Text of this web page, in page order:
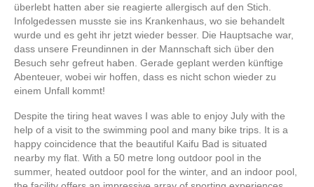
überlebt hatten aber sie reagierte allergisch auf den Stich.
Infolgedessen musste sie ins Krankenhaus, wo sie behandelt
wurde und es geht ihr jetzt wieder besser. Die Hauptsache war,
dass unsere Freundinnen in der Mannschaft sich über den
Besuch sehr gefreut haben. Gerade geplant werden künftige
Abenteuer, wobei wir hoffen, dass es nicht schon wieder zu
einem Unfall kommt!
Despite the tiring heat waves I was able to enjoy July with the
help of a visit to the swimming pool and many bike trips. It is a
happy coincidence that the beautiful Kaifu Bad is situated
nearby my flat. With a 50 metre long outdoor pool in the
summer, heated outdoor pool for the winter, and an indoor pool,